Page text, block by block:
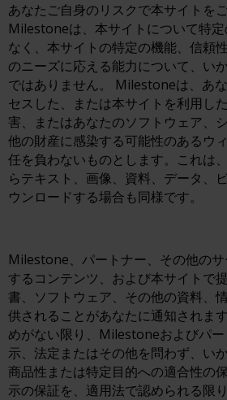
あなたご自身のリスクで本サイトを
Milestoneは、本サイトについて特
なく、本サイトの特定の機能、信頼
のニーズに応える能力について、い
ではありません。 Milestoneは、あ
セスした、または本サイトを利用し
害、またはあなたのソフトウェア、
他の財産に感染する可能性のあるウ
任を負わないものとします。これは
らテキスト、画像、資料、データ、
ウンロードする場合も同様です。
Milestone、パートナー、その他の
するコンテンツ、および本サイトで
書、ソフトウェア、その他の資料、
供されることがあなたに通知されま
めがない限り、Milestoneおよびパ
示、法定またはその他を問わず、い
商品性または特定目的への適合性の
示の保証を、適用法で認められる限